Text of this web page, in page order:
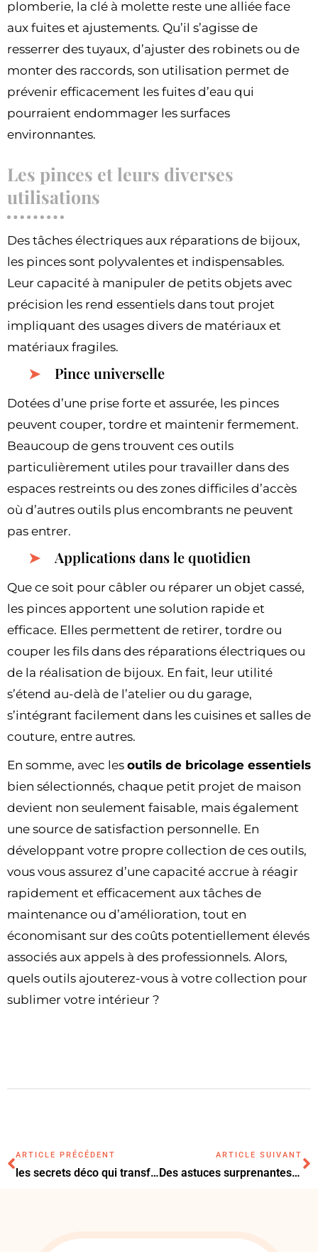
plomberie, la clé à molette reste une alliée face
aux fuites et ajustements. Qu’il s’agisse de
resserrer des tuyaux, d’ajuster des robinets ou de
monter des raccords, son utilisation permet de
prévenir efficacement les fuites d’eau qui
pourraient endommager les surfaces
environnantes.
Les pinces et leurs diverses
utilisations
Des tâches électriques aux réparations de bijoux,
les pinces sont polyvalentes et indispensables.
Leur capacité à manipuler de petits objets avec
précision les rend essentiels dans tout projet
impliquant des usages divers de matériaux et
matériaux fragiles.
Pince universelle
Dotées d’une prise forte et assurée, les pinces
peuvent couper, tordre et maintenir fermement.
Beaucoup de gens trouvent ces outils
particulièrement utiles pour travailler dans des
espaces restreints ou des zones difficiles d’accès
où d’autres outils plus encombrants ne peuvent
pas entrer.
Applications dans le quotidien
Que ce soit pour câbler ou réparer un objet cassé,
les pinces apportent une solution rapide et
efficace. Elles permettent de retirer, tordre ou
couper les fils dans des réparations électriques ou
de la réalisation de bijoux. En fait, leur utilité
s’étend au-delà de l’atelier ou du garage,
s’intégrant facilement dans les cuisines et salles de
couture, entre autres.
En somme, avec les outils de bricolage essentiels
bien sélectionnés, chaque petit projet de maison
devient non seulement faisable, mais également
une source de satisfaction personnelle. En
développant votre propre collection de ces outils,
vous vous assurez d’une capacité accrue à réagir
rapidement et efficacement aux tâches de
maintenance ou d’amélioration, tout en
économisant sur des coûts potentiellement élevés
associés aux appels à des professionnels. Alors,
quels outils ajouterez-vous à votre collection pour
sublimer votre intérieur ?
ARTICLE PRÉCÉDENT
les secrets déco qui transformeront votre maison en un espace unique et stylé
ARTICLE SUIVANT
Des astuces surprenantes pour éliminer les odeurs tenaces chez soi